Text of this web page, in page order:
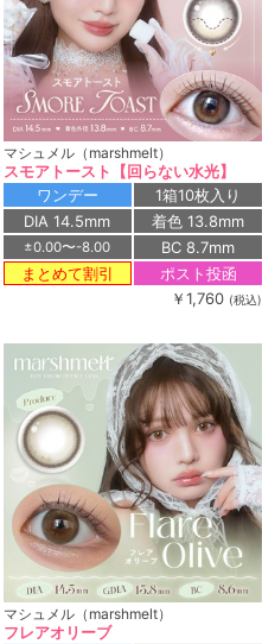
マシュメル（marshmelt）
スモアトースト【回らない水光】
ワンデー
1箱10枚入り
DIA 14.5mm
着色 13.8mm
±0.00〜-8.00
BC 8.7mm
まとめて割引
ポスト投函
￥1,760 (税込)
マシュメル（marshmelt）
フレアオリーブ